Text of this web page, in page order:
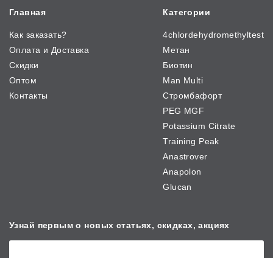
Главная
Как заказать?
Оплата и Доставка
Скидки
Оптом
Контакты
Категории
4chlordehydromethyltest
Метан
Биотин
Man Multi
Стромбафорт
PEG MGF
Potassium Citrate
Training Peak
Anastrover
Anapolon
Glucan
Узнай первым о новых статьях, скидках, акциях